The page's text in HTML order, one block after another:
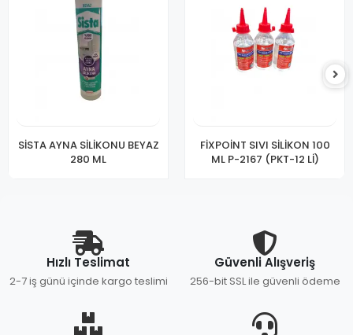
SİSTA AYNA SİLİKONU BEYAZ
280 ML
FİXPOİNT SIVI SİLİKON 100
ML P-2167 (PKT-12 Lİ)
Hızlı Teslimat
2-7 iş günü içinde kargo teslimi
Güvenli Alışveriş
256-bit SSL ile güvenli ödeme